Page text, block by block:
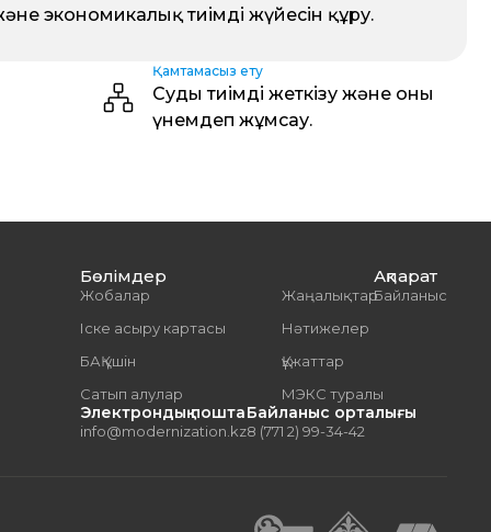
экономикалық тиімді жүйесін құру.
Қамтамасыз ету
Суды тиімді жеткізу және оны
үнемдеп жұмсау.
Бөлімдер
Жобалар
Жаңалықтар
Іске асыру картасы
Нәтижелер
БАҚ үшін
Құжаттар
Сатып алулар
МЭКС туралы
Ақпарат
Байланыс
Электрондық пошта
info@modernization.kz
Байланыс орталығы
8 (771 2) 99-34-42